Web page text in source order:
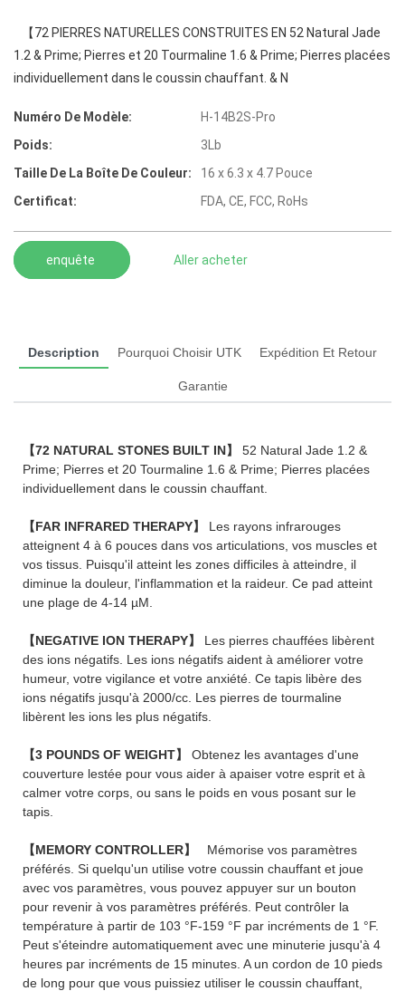
【72 PIERRES NATURELLES CONSTRUITES EN 52 Natural Jade
1.2 & Prime; Pierres et 20 Tourmaline 1.6 & Prime; Pierres placées
individuellement dans le coussin chauffant. & N
Numéro De Modèle:
H-14B2S-Pro
Poids:
3Lb
Taille De La Boîte De Couleur:
16 x 6.3 x 4.7 Pouce
Certificat:
FDA, CE, FCC, RoHs
enquête Aller acheter
Description Pourquoi Choisir UTK Expédition Et Retour
Garantie
【72 NATURAL STONES BUILT IN】 52 Natural Jade 1.2 &
Prime; Pierres et 20 Tourmaline 1.6 & Prime; Pierres placées
individuellement dans le coussin chauffant.
【FAR INFRARED THERAPY】 Les rayons infrarouges
atteignent 4 à 6 pouces dans vos articulations, vos muscles et
vos tissus. Puisqu'il atteint les zones difficiles à atteindre, il
diminue la douleur, l'inflammation et la raideur. Ce pad atteint
une plage de 4-14 µM.
【NEGATIVE ION THERAPY】 Les pierres chauffées libèrent
des ions négatifs. Les ions négatifs aident à améliorer votre
humeur, votre vigilance et votre anxiété. Ce tapis libère des
ions négatifs jusqu'à 2000/cc. Les pierres de tourmaline
libèrent les ions les plus négatifs.
【3 POUNDS OF WEIGHT】 Obtenez les avantages d'une
couverture lestée pour vous aider à apaiser votre esprit et à
calmer votre corps, ou sans le poids en vous posant sur le
tapis.
【MEMORY CONTROLLER】
Mémorise vos paramètres
préférés. Si quelqu'un utilise votre coussin chauffant et joue
avec vos paramètres, vous pouvez appuyer sur un bouton
pour revenir à vos paramètres préférés. Peut contrôler la
température à partir de 103 °F-159 °F par incréments de 1 °F.
Peut s'éteindre automatiquement avec une minuterie jusqu'à 4
heures par incréments de 15 minutes. A un cordon de 10 pieds
de long pour que vous puissiez utiliser le coussin chauffant,